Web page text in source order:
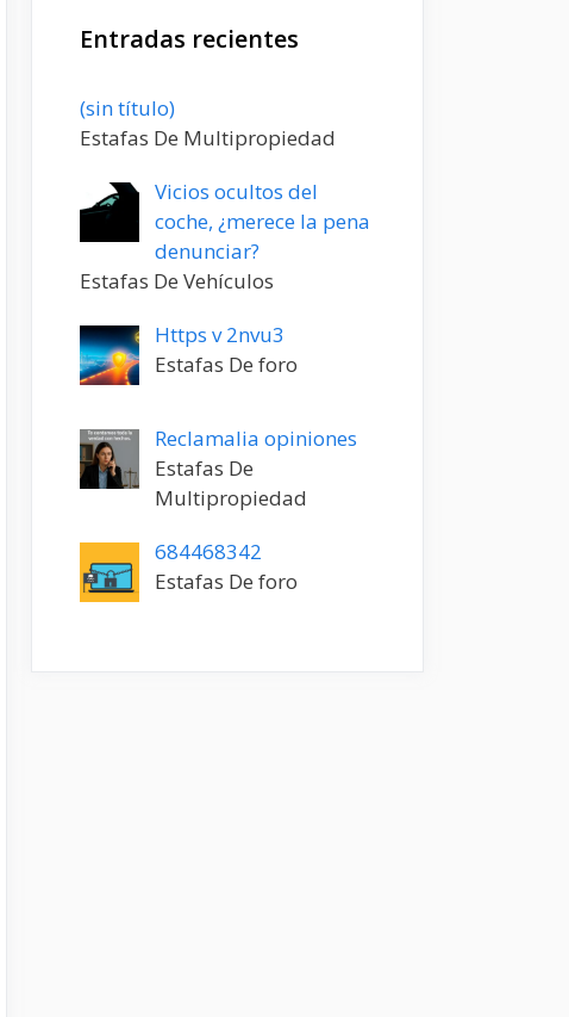
Entradas recientes
(sin título)Entrada
20198
Estafas De Multipropiedad
Vicios ocultos del
coche, ¿merece la pena
denunciar?
Estafas De Vehículos
Https v 2nvu3
Estafas De foro
Reclamalia opiniones
Estafas De
Multipropiedad
684468342
Estafas De foro